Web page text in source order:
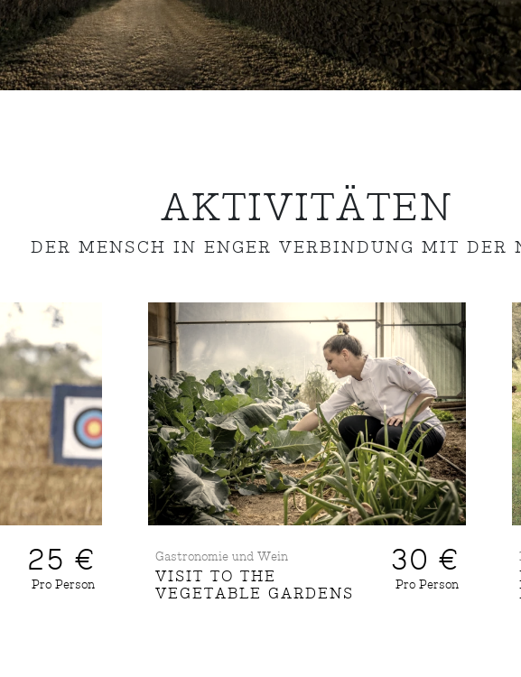
AKTIVITÄTEN
DER MENSCH IN ENGER VERBINDUNG MIT DER
25 €
Pro Person
Gastronomie und Wein
VISIT TO THE
VEGETABLE GARDENS
30 €
Pro Person